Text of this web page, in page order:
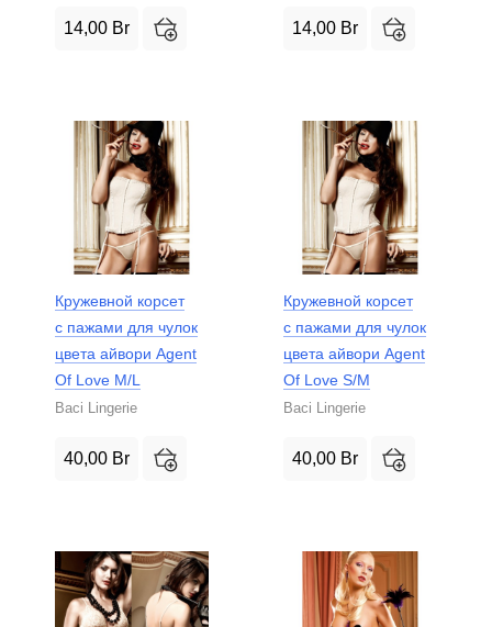
14,00 Br 14,00 Br
Кружевной корсет
с пажами для чулок
цвета айвори Agent
Of Love M/L
Baci Lingerie
40,00 Br
Кружевной корсет
с пажами для чулок
цвета айвори Agent
Of Love S/M
Baci Lingerie
40,00 Br